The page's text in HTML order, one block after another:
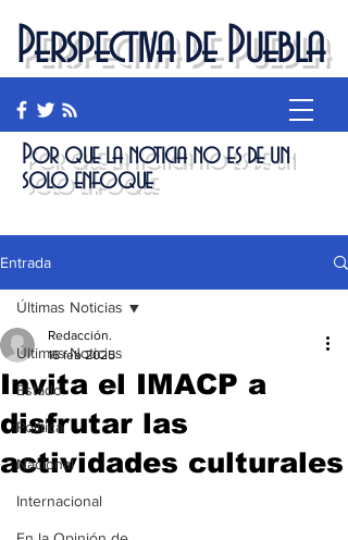
Perspectiva de Puebla
Por que la noticia no es de un
solo enfoque
Entrada
Últimas Noticias
Estado
Política
Nacional
Internacional
Últimas Noticias
Invita el IMACP a
disfrutar las
actividades culturales
Redacción.
16 feb 2025